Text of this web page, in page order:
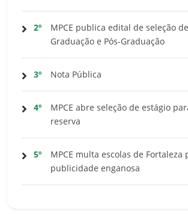
2º
MPCE publica edital de seleção
Graduação e Pós-Graduação
3º Nota Pública
4º
MPCE abre seleção de estágio
reserva
5º
MPCE multa escolas de Fortaleza
publicidade enganosa